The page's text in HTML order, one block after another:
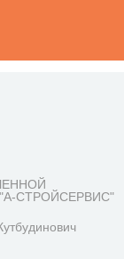
СТРОЙСЕРВИС"